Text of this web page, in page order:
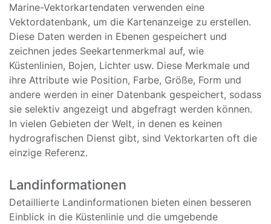
Marine-Vektorkartendaten verwenden eine
Vektordatenbank, um die Kartenanzeige zu erstellen.
Diese Daten werden in Ebenen gespeichert und
zeichnen jedes Seekartenmerkmal auf, wie
Küstenlinien, Bojen, Lichter usw. Diese Merkmale und
ihre Attribute wie Position, Farbe, Größe, Form und
andere werden in einer Datenbank gespeichert, sodass
sie selektiv angezeigt und abgefragt werden können.
In vielen Gebieten der Welt, in denen es keinen
hydrografischen Dienst gibt, sind Vektorkarten oft die
einzige Referenz.
Landinformationen
Detaillierte Landinformationen bieten einen besseren
Einblick in die Küstenlinie und die umgebende